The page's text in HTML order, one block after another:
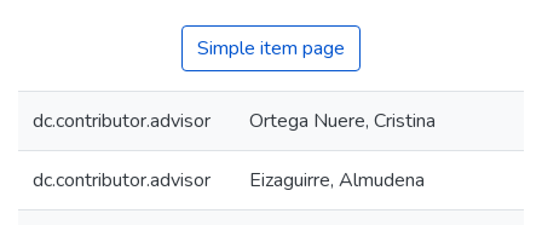
Statistics
Simple item page
dc.contributor.advisor Ortega Nuere, Cristina
dc.contributor.advisor Eizaguirre, Almudena